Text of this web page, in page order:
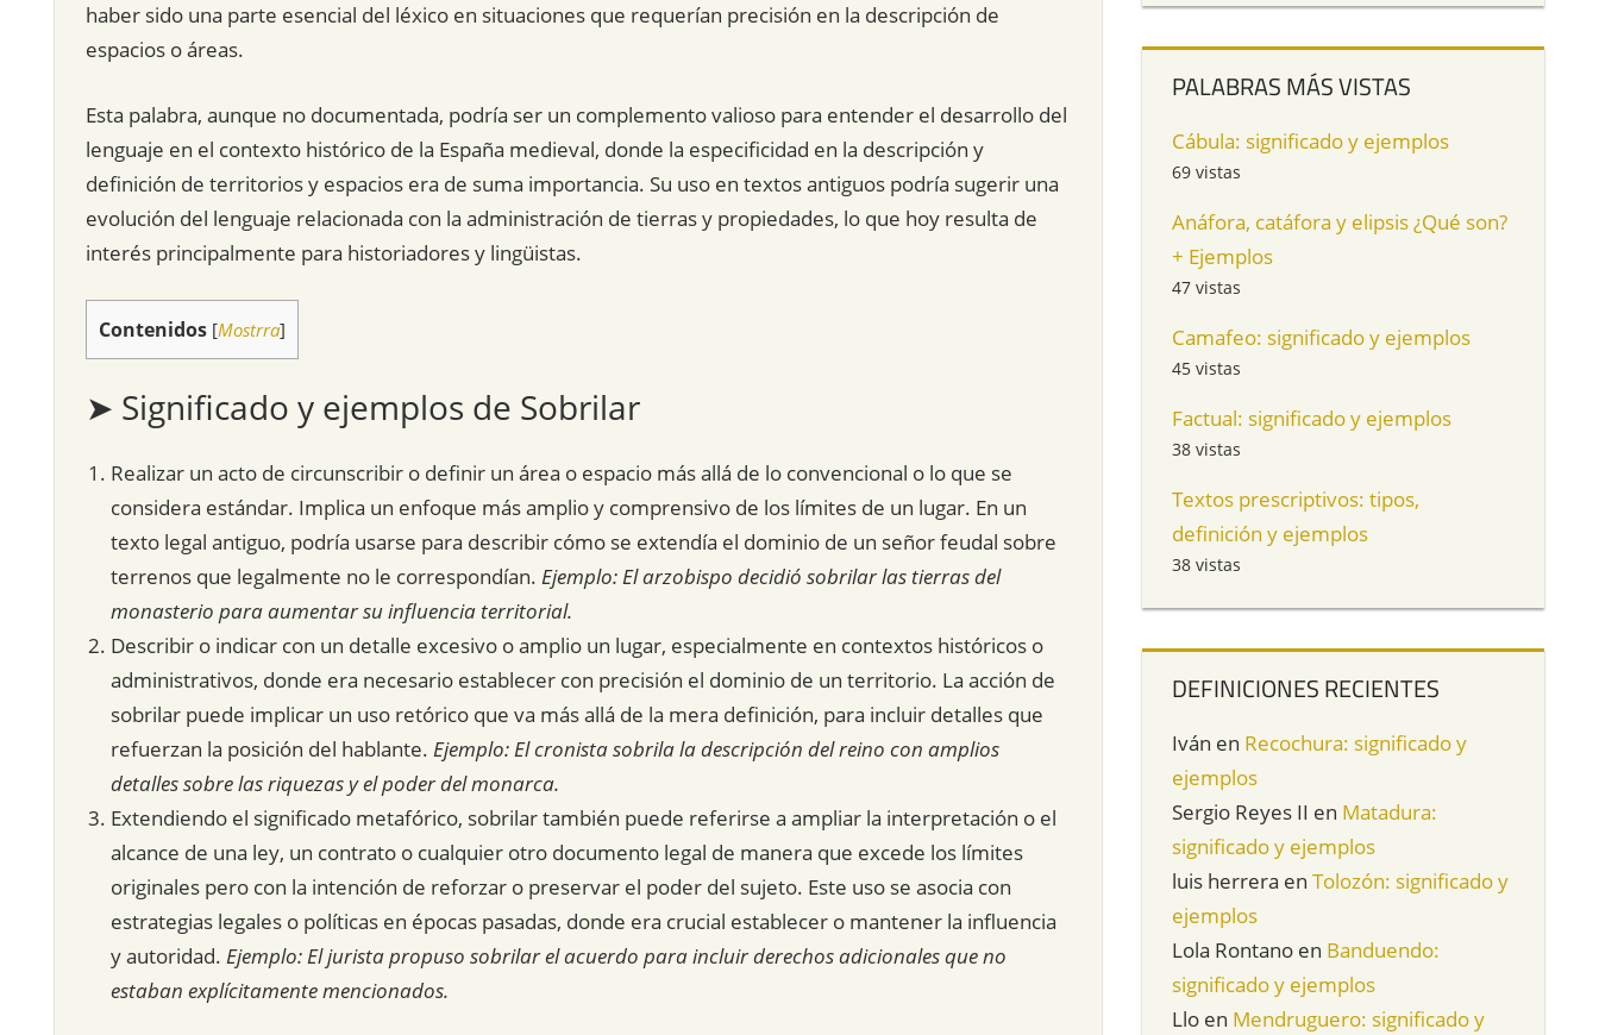
haber sido una parte esencial del léxico en situaciones que requerían precisión en la descripción de
espacios o áreas.
Esta palabra, aunque no documentada, podría ser un complemento valioso para entender el desarrollo del
lenguaje en el contexto histórico de la España medieval, donde la especificidad en la descripción y
definición de territorios y espacios era de suma importancia. Su uso en textos antiguos podría sugerir una
evolución del lenguaje relacionada con la administración de tierras y propiedades, lo que hoy resulta de
interés principalmente para historiadores y lingüistas.
Contenidos [Mostrra]
➤ Significado y ejemplos de Sobrilar
Realizar un acto de circunscribir o definir un área o espacio más allá de lo convencional o lo que se
considera estándar. Implica un enfoque más amplio y comprensivo de los límites de un lugar. En un
texto legal antiguo, podría usarse para describir cómo se extendía el dominio de un señor feudal sobre
terrenos que legalmente no le correspondían. Ejemplo: El arzobispo decidió sobrilar las tierras del
monasterio para aumentar su influencia territorial.
Describir o indicar con un detalle excesivo o amplio un lugar, especialmente en contextos históricos o
administrativos, donde era necesario establecer con precisión el dominio de un territorio. La acción de
sobrilar puede implicar un uso retórico que va más allá de la mera definición, para incluir detalles que
refuerzan la posición del hablante. Ejemplo: El cronista sobrila la descripción del reino con amplios
detalles sobre las riquezas y el poder del monarca.
Extendiendo el significado metafórico, sobrilar también puede referirse a ampliar la interpretación o el
alcance de una ley, un contrato o cualquier otro documento legal de manera que excede los límites
originales pero con la intención de reforzar o preservar el poder del sujeto. Este uso se asocia con
estrategias legales o políticas en épocas pasadas, donde era crucial establecer o mantener la influencia
y autoridad. Ejemplo: El jurista propuso sobrilar el acuerdo para incluir derechos adicionales que no
estaban explícitamente mencionados.
PALABRAS MÁS VISTAS
Cábula: significado y ejemplos
69 vistas
Anáfora, catáfora y elipsis ¿Qué son?
+ Ejemplos
47 vistas
Camafeo: significado y ejemplos
45 vistas
Factual: significado y ejemplos
38 vistas
Textos prescriptivos: tipos,
definición y ejemplos
38 vistas
DEFINICIONES RECIENTES
Iván en Recochura: significado y
ejemplos
Sergio Reyes II en Matadura:
significado y ejemplos
luis herrera enTolozón: significado y
ejemplos
Lola Rontano en Banduendo:
significado y ejemplos
Llo en Mendruguero: significado y